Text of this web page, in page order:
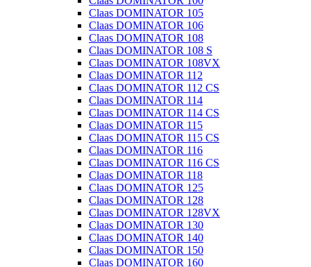
Claas DOMINATOR 105
Claas DOMINATOR 106
Claas DOMINATOR 108
Claas DOMINATOR 108 S
Claas DOMINATOR 108VX
Claas DOMINATOR 112
Claas DOMINATOR 112 CS
Claas DOMINATOR 114
Claas DOMINATOR 114 CS
Claas DOMINATOR 115
Claas DOMINATOR 115 CS
Claas DOMINATOR 116
Claas DOMINATOR 116 CS
Claas DOMINATOR 118
Claas DOMINATOR 125
Claas DOMINATOR 128
Claas DOMINATOR 128VX
Claas DOMINATOR 130
Claas DOMINATOR 140
Claas DOMINATOR 150
Claas DOMINATOR 160